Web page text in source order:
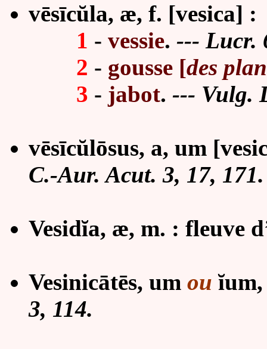
vēsīcŭla, æ, f. [vesica] :
1 - vessie. --- Lucr.
2 - gousse [des
3 - jabot. --- Vulg.
vēsīcŭlōsus, a, um
C.-Aur. Acut. 3, 17, 171.
Vesidĭa, æ, m. : fleuve
Vesinicātēs, um ou ĭum,
3, 114.